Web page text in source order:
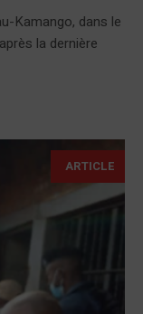
Kamango, dans le
la dernière
ARTICLE